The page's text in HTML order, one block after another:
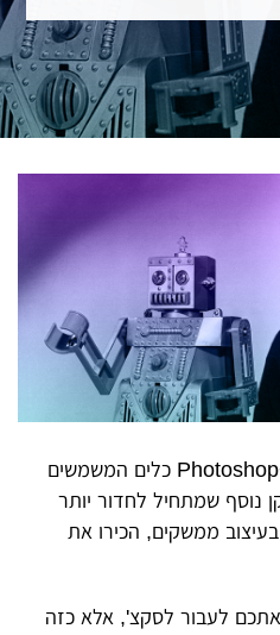
כלים המשמשים
נוסף שמתחיל לחדור יותר
ממשקים, הכירו את
לעבור לסקצ', אלא כזה